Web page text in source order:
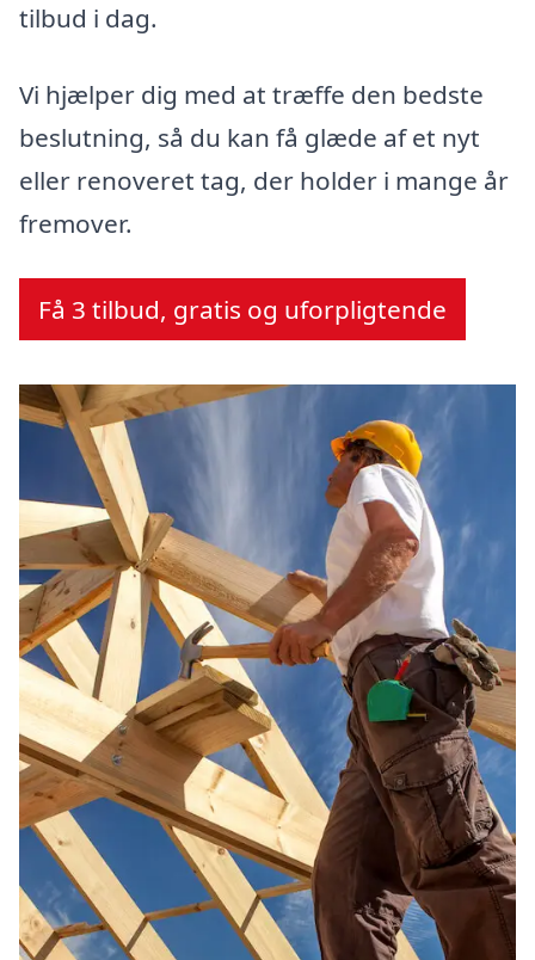
tilbud i dag.
Vi hjælper dig med at træffe den bedste
beslutning, så du kan få glæde af et nyt
eller renoveret tag, der holder i mange år
fremover.
Få 3 tilbud, gratis og uforpligtende